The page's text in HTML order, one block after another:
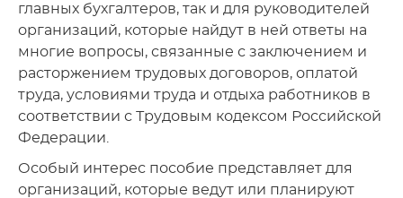
главных бухгалтеров, так и для руководителей
организаций, которые найдут в ней ответы на
многие вопросы, связанные с заключением и
расторжением трудовых договоров, оплатой
труда, условиями труда и отдыха работников в
соответствии с Трудовым кодексом Российской
Федерации.
Особый интерес пособие представляет для
организаций, которые ведут или планируют